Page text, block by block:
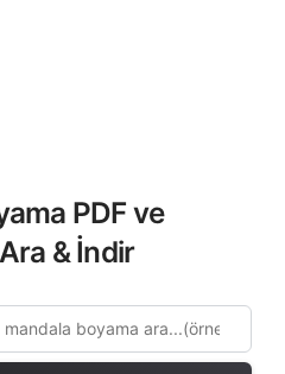
PDF ve
& İndir